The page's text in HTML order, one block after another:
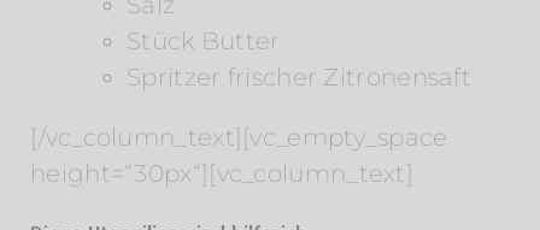
Stück Butter
Spritzer frischer Zitronensaft
[/vc_column_text][vc_empty_space
height=“30px“][vc_column_text]